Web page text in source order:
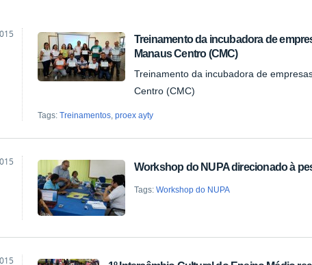
Treinamento da incubadora de
Manaus Centro (CMC)
Treinamento da incubadora de
Centro (CMC)
Tags:Treinamentos,proex ayty
Workshop do NUPA direcionado à
Tags: Workshop do NUPA